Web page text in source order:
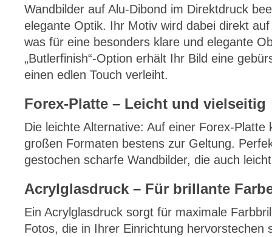
Wandbilder auf Alu-Dibond im Direktdruck
elegante Optik. Ihr Motiv wird dabei direkt
was für eine besonders klare und elegante
„Butlerfinish“-Option erhält Ihr Bild eine
einen edlen Touch verleiht.
Forex-Platte – Leicht und vielseitig
Die leichte Alternative: Auf einer Forex-
großen Formaten bestens zur Geltung.
gestochen scharfe Wandbilder, die auch
Acrylglasdruck – Für brillante
Ein Acrylglasdruck sorgt für maximale
Fotos, die in Ihrer Einrichtung hervorstechen